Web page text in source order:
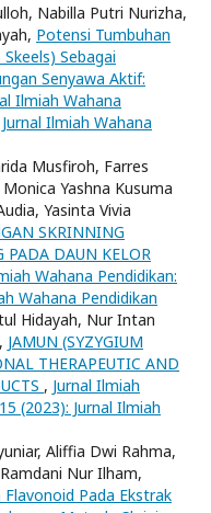
Nabilla Putri Nurizha,
Potensi Tumbuhan
Sebagai
Senyawa Aktif:
Ilmiah Wahana
Ilmiah Wahana
Musfiroh, Farres
Yashna Kusuma
Yasinta Vivia
SKRINNING
DAUN KELOR
Wahana Pendidikan:
Wahana Pendidikan
Hidayah, Nur Intan
JAMUN (SYZYGIUM
THERAPEUTIC AND
, Jurnal Ilmiah
(2023): Jurnal Ilmiah
Aliffia Dwi Rahma,
Nur Ilham,
Flavonoid Pada Ekstrak